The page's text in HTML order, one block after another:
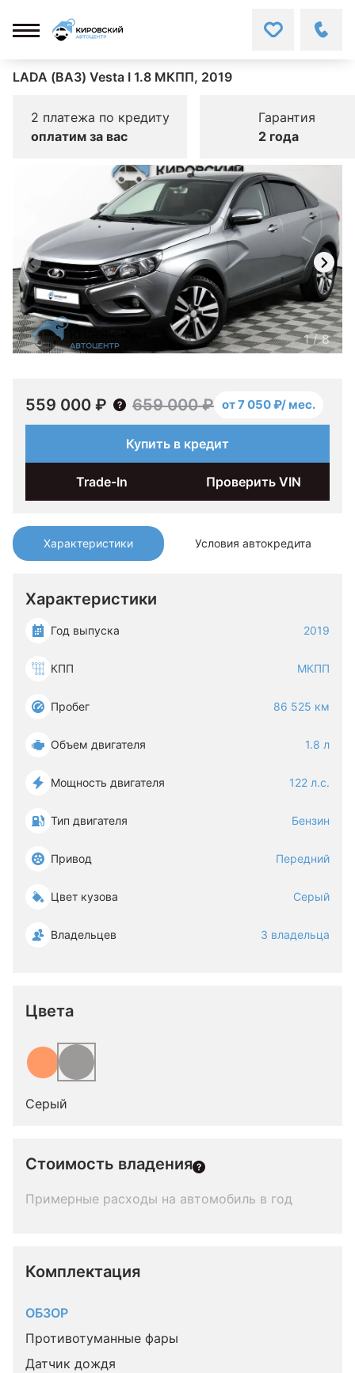
LADA (ВАЗ) Vesta I 1.8 МКПП, 2019
2 платежа по кредиту
оплатим за вас
Гарантия
2 года
Характеристики Условия автокредита
Характеристики
Год выпуска 2019
КПП МКПП
Пробег 86 525 км
Объем двигателя 1.8 л
Мощность двигателя 122 л.с.
Тип двигателя Бензин
Привод Передний
Цвет кузова Серый
Владельцев 3 владельца
Цвета
Серый
Стоимость владения
Примерные расходы на автомобиль в год
Комплектация
ОБЗОР
Противотуманные фары
Датчик дождя
1/8
559 000 ₽ 659 000 ₽ от 7 050 ₽/ мес.
Купить в кредит
Trade-In Проверить VIN